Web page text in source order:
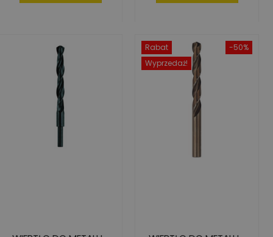
-50%
Rabat
Wyprzedaż!